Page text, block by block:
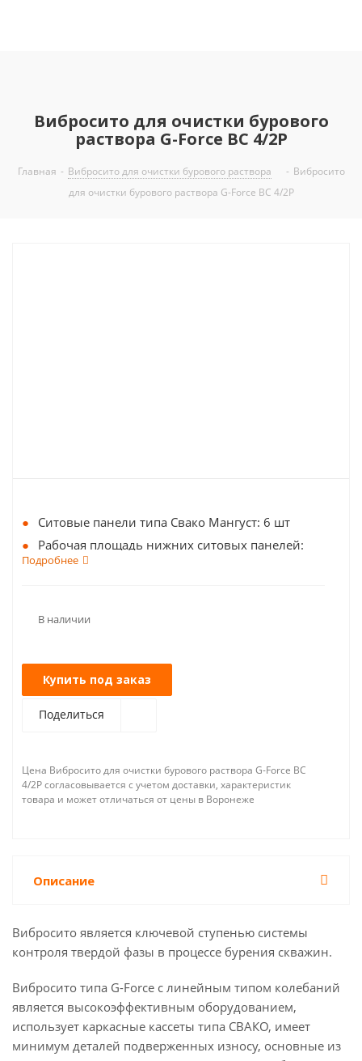
Вибросито для очистки бурового
раствора G-Force ВС 4/2P
Главная - Вибросито для очистки бурового раствора - Вибросито
для очистки бурового раствора G-Force ВС 4/2P
Ситовые панели типа Свако Мангуст: 6 шт
Рабочая площадь нижних ситовых панелей:
2,728 м2
Подробнее
В наличии
Купить под заказ
Поделиться
Цена Вибросито для очистки бурового раствора G-Force ВС
4/2P согласовывается с учетом доставки, характеристик
товара и может отличаться от цены в Воронеже
Описание
Вибросито является ключевой ступенью системы
контроля твердой фазы в процессе бурения скважин.
Вибросито типа G-Force с линейным типом колебаний
является высокоэффективным оборудованием,
использует каркасные кассеты типа СВАКО, имеет
минимум деталей подверженных износу, основные из